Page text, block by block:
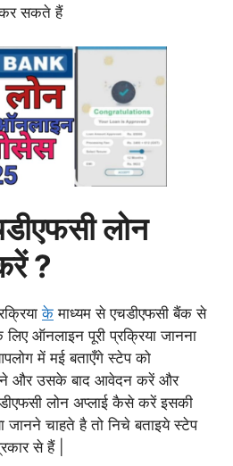
सकते हैं
लोन
?
के माध्यम से एचडीएफसी बैंक से
ऑनलाइन पूरी प्रक्रिया जानना
में मई बताएँगे स्टेप को
और उसके बाद आवेदन करें और
लोन अप्लाई कैसे करें इसकी
चाहते है तो निचे बताइये स्टेप
से हैं |